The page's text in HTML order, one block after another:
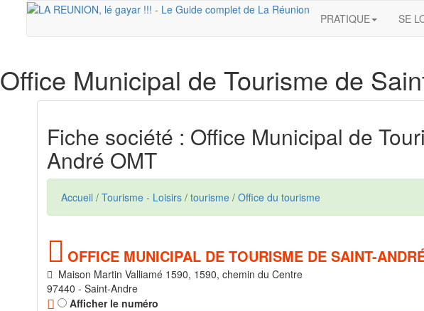
PRATIQUE SE
Office Municipal de Tourisme de
Fiche société : Office Municipal de
André OMT
Accueil / Tourisme - Loisirs / tourisme / Office du tourisme
OFFICE MUNICIPAL DE TOURISME DE SAINT-
Maison Martin Valliamé 1590, 1590, chemin du Centre
97440 - Saint-Andre
Afficher le numéro